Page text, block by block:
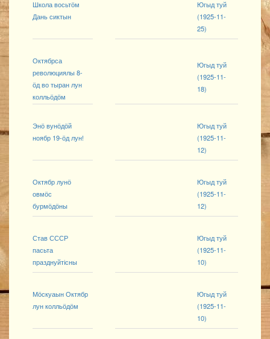
Школа восьтӧм
Дань сиктын
Югыд туй
(1925-11-
25)
Октябрса
революциялы 8-
ӧд во тыран лун
колльӧдӧм
Югыд туй
(1925-11-
18)
Энӧ вунӧдӧй
ноябр 19-ӧд лун!
Югыд туй
(1925-11-
12)
Октябр лунӧ
овмӧс
бурмӧдӧны
Югыд туй
(1925-11-
12)
Став СССР
пасьта
празднуйтісны
Югыд туй
(1925-11-
10)
Мӧскуаын Октябр
лун колльӧдӧм
Югыд туй
(1925-11-
10)